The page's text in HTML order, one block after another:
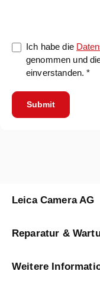
Ich habe die
genommen und
einverstanden. *
Submit
Leica Camera AG
Reparatur &
Weitere